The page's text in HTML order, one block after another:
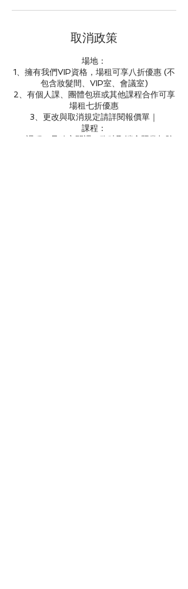
取消政策
場地：
1、擁有我們VIP資格，場租可享八折優惠 (不
包含妝髮間、VIP室、會議室)
2、有個人課、團體包班或其他課程合作可享
場租七折優惠
3、更改與取消規定請詳閱報價單｜
課程：
1、課程一旦確定開課，臨時取消會照常扣除